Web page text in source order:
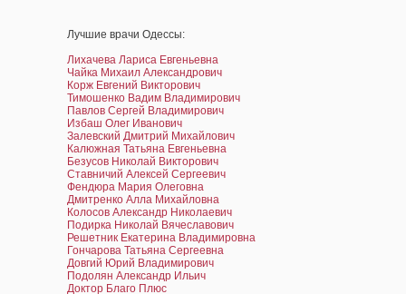
Лучшие врачи Одессы:
Лихачева Лариса Евгеньевна
Чайка Михаил Александрович
Корж Евгений Викторович
Тимошенко Вадим Владимирович
Павлов Сергей Владимирович
Избаш Олег Иванович
Залевский Дмитрий Михайлович
Калюжная Татьяна Евгеньевна
Безусов Николай Викторович
Ставничий Алексей Сергеевич
Фендюра Мария Олеговна
Дмитренко Алла Михайловна
Колосов Александр Николаевич
Подирка Николай Вячеславович
Решетник Екатерина Владимировна
Гончарова Татьяна Сергеевна
Довгий Юрий Владимирович
Подолян Александр Ильич
Доктор Благо Плюс